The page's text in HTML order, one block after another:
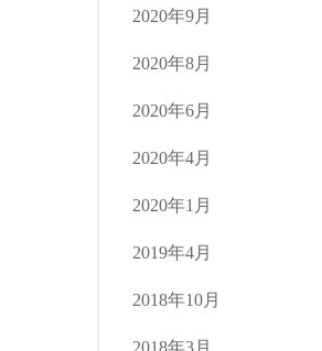
2020年9月
2020年8月
2020年6月
2020年4月
2020年1月
2019年4月
2018年10月
2018年3月